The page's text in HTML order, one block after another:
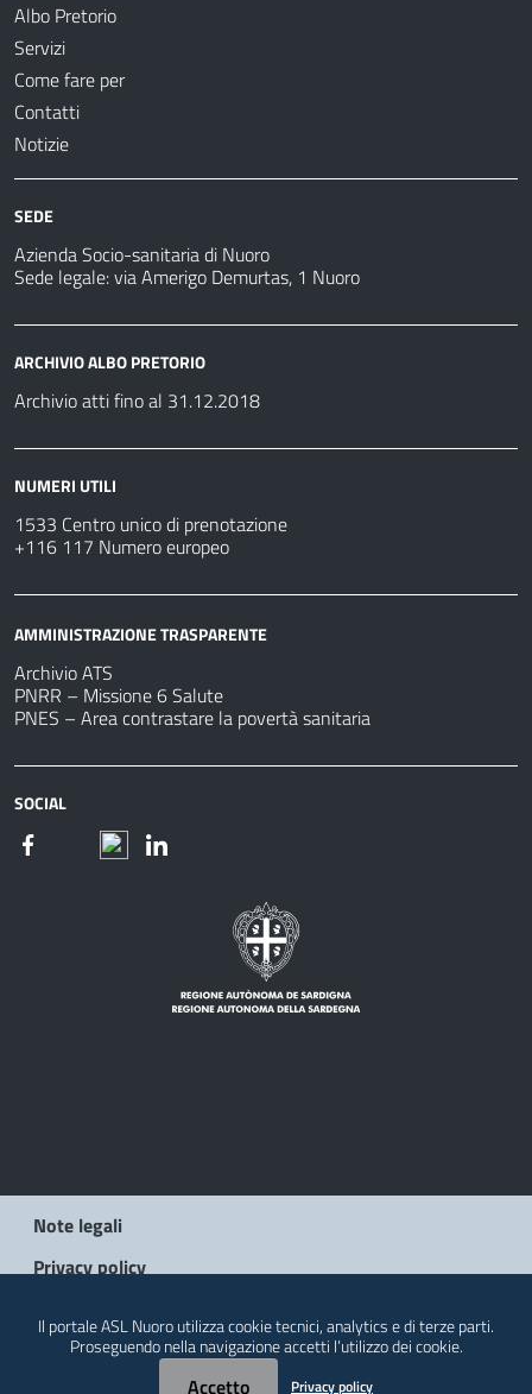
Albo Pretorio
Servizi
Come fare per
Contatti
Notizie
SEDE
Azienda Socio-sanitaria di Nuoro
Sede legale: via Amerigo Demurtas, 1 Nuoro
ARCHIVIO ALBO PRETORIO
Archivio atti fino al 31.12.2018
NUMERI UTILI
1533 Centro unico di prenotazione
+116 117 Numero europeo
AMMINISTRAZIONE TRASPARENTE
Archivio ATS
PNRR – Missione 6 Salute
PNES – Area contrastare la povertà sanitaria
SOCIAL
Note legali
Privacy policy
Contatti
Il portale ASL Nuoro utilizza cookie tecnici, analytics e di terze parti.
Proseguendo nella navigazione accetti l’utilizzo dei cookie.
Accetto Privacy policy